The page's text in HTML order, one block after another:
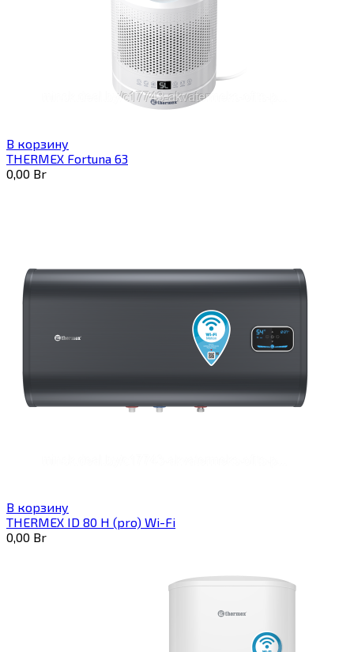
В корзину
THERMEX Fortuna 63
0,00 Br
В корзину
THERMEX ID 80 H (pro) Wi-Fi
0,00 Br